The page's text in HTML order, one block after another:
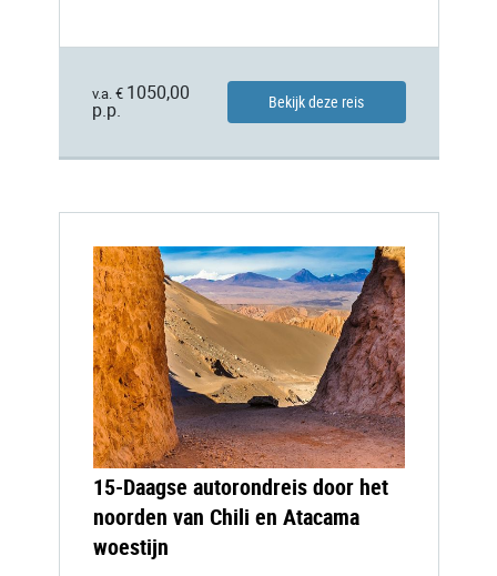
v.a. € 1050,00
p.p.
Bekijk deze reis
15-Daagse autorondreis door het
noorden van Chili en Atacama
woestijn